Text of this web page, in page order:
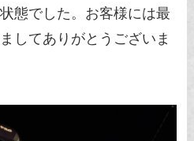
態でした。お客様には最
してありがとうございま